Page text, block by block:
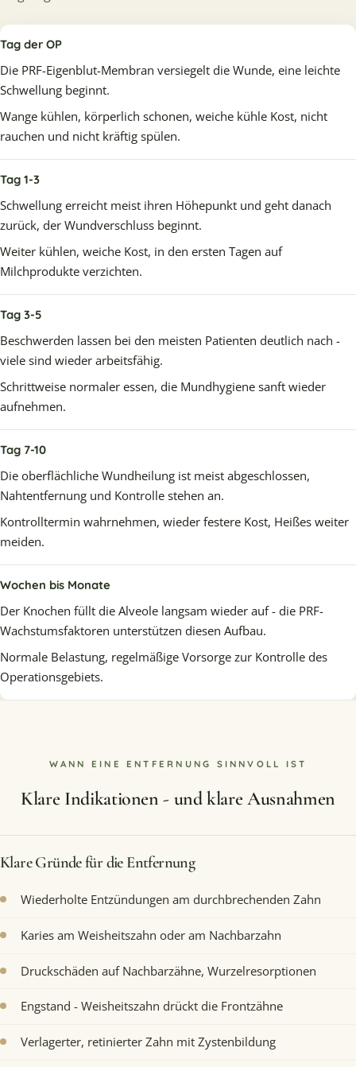
Tag der OP
Die PRF-Eigenblut-Membran versiegelt die Wunde, eine leichte
Schwellung beginnt.
Wange kühlen, körperlich schonen, weiche kühle Kost, nicht
rauchen und nicht kräftig spülen.
Tag 1-3
Schwellung erreicht meist ihren Höhepunkt und geht danach
zurück, der Wundverschluss beginnt.
Weiter kühlen, weiche Kost, in den ersten Tagen auf
Milchprodukte verzichten.
Tag 3-5
Beschwerden lassen bei den meisten Patienten deutlich nach -
viele sind wieder arbeitsfähig.
Schrittweise normaler essen, die Mundhygiene sanft wieder
aufnehmen.
Tag 7-10
Die oberflächliche Wundheilung ist meist abgeschlossen,
Nahtentfernung und Kontrolle stehen an.
Kontrolltermin wahrnehmen, wieder festere Kost, Heißes weiter
meiden.
Wochen bis Monate
Der Knochen füllt die Alveole langsam wieder auf - die PRF-
Wachstumsfaktoren unterstützen diesen Aufbau.
Normale Belastung, regelmäßige Vorsorge zur Kontrolle des
Operationsgebiets.
WANN EINE ENTFERNUNG SINNVOLL IST
Klare Indikationen - und klare Ausnahmen
Klare Gründe für die Entfernung
Wiederholte Entzündungen am durchbrechenden Zahn
Karies am Weisheitszahn oder am Nachbarzahn
Druckschäden auf Nachbarzähne, Wurzelresorptionen
Engstand - Weisheitszahn drückt die Frontzähne
Verlagerter, retinierter Zahn mit Zystenbildung